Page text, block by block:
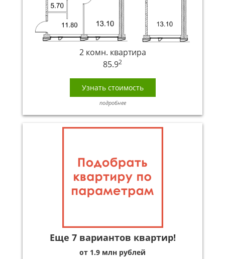
2 комн. квартира
85.92
Узнать стоимость
подробнее
Еще 7 вариантов квартир!
от 1.9 млн рублей